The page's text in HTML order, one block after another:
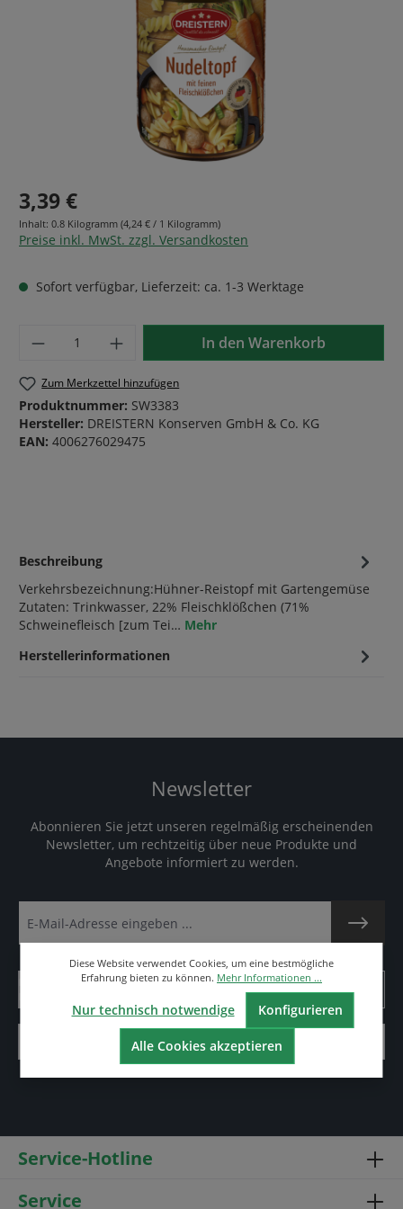
3,39 €
Inhalt: 0.8 Kilogramm (4,24 € / 1 Kilogramm)
Preise inkl. MwSt. zzgl. Versandkosten
Sofort verfügbar, Lieferzeit: ca. 1-3 Werktage
Produkt Anzahl: Gib den gewünschten
In den Warenkorb
Zum Merkzettel hinzufügen
Produktnummer: SW3383
Hersteller: DREISTERN Konserven GmbH & Co. KG
EAN: 4006276029475
Beschreibung
Verkehrsbezeichnung:Hühner-Reistopf mit Gartengemüse
Zutaten: Trinkwasser, 22% Fleischklößchen (71%
Schweinefleisch [zum Tei… Mehr
Herstellerinformationen
Newsletter
Abonnieren Sie jetzt unseren regelmäßig erscheinenden
Newsletter, um rechtzeitig über neue Produkte und
Angebote informiert zu werden.
Service-Hotline
Service
Diese Website verwendet Cookies, um eine bestmögliche
Erfahrung bieten zu können. Mehr Informationen ...
Nur technisch notwendige Konfigurieren
Alle Cookies akzeptieren